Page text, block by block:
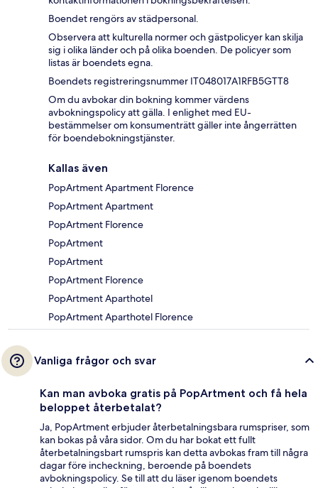
Boendet rengörs av städpersonal.
Observera att kulturella normer och gästpolicyer kan skilja
sig i olika länder och på olika boenden. De policyer som
listas är boendets egna.
Boendets registreringsnummer IT048017A1RFB5GTT8
Om du avbokar din bokning kommer värdens
avbokningspolicy att gälla. I enlighet med EU-
bestämmelser om konsumenträtt gäller inte ångerrätten
för boendebokningstjänster.
Kallas även
PopArtment Apartment Florence
PopArtment Apartment
PopArtment Florence
PopArtment
PopArtment
PopArtment Florence
PopArtment Aparthotel
PopArtment Aparthotel Florence
Vanliga frågor och svar
Kan man avboka gratis på PopArtment och få hela
beloppet återbetalat?
Ja, PopArtment erbjuder återbetalningsbara rumspriser, som
kan bokas på våra sidor. Om du har bokat ett fullt
återbetalningsbart rumspris kan detta avbokas fram till några
dagar före incheckning, beroende på boendets
avbokningspolicy. Se till att du läser igenom boendets